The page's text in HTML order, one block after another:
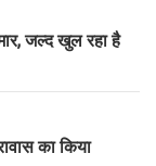
जल्द खुल रहा है
का किया